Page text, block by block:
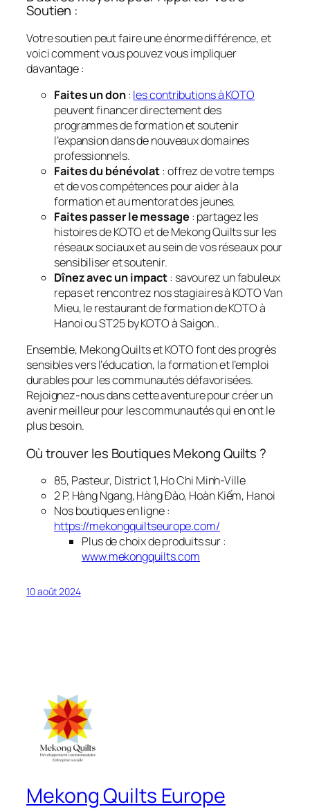
Soutien :
Votre soutien peut faire une énorme différence, et
voici comment vous pouvez vous impliquer
davantage :
Faites un don: les contributions à KOTO
peuvent financer directement des
programmes de formation et soutenir
l’expansion dans de nouveaux domaines
professionnels.
Faites du bénévolat: offrez de votre temps
et de vos compétences pour aider à la
formation et au mentorat des jeunes.
Faites passer le message : partagez les
histoires de KOTO et de Mekong Quilts sur les
réseaux sociaux et au sein de vos réseaux pour
sensibiliser et soutenir.
Dînez avec un impact: savourez un fabuleux
repas et rencontrez nos stagiaires à KOTO Van
Mieu, le restaurant de formation de KOTO à
Hanoi ou ST25 by KOTO à Saigon..
Ensemble, Mekong Quilts et KOTO font des progrès
sensibles vers l’éducation, la formation et l’emploi
durables pour les communautés défavorisées.
Rejoignez-nous dans cette aventure pour créer un
avenir meilleur pour les communautés qui en ont le
plus besoin.
Où trouver les Boutiques Mekong Quilts ?
85, Pasteur, District 1, Ho Chi Minh-Ville
2 P. Hàng Ngang, Hàng Đào, Hoàn Kiếm, Hanoi
Nos boutiques en ligne :
https://mekongquiltseurope.com/
Plus de choix de produits sur :
www.mekongquilts.com
10 août 2024
Mekong Quilts Europe